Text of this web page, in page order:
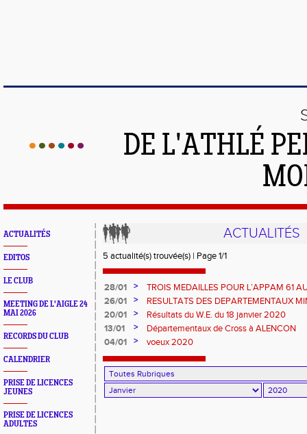
DE L'ATHLÉ
ACTUALITÉS
EDITOS
LE CLUB
MEETING DE L'AIGLE 24
MAI 2026
RECORDS DU CLUB
CALENDRIER
PRISE DE LICENCES
JEUNES
PRISE DE LICENCES
ADULTES
ACTUALITÉS
5 actualité(s) trouvée(s) | Page 1/1
28/01 >
TROIS MEDAILLES POUR L’APPAM 61
26/01
>
RESULTATS DES DEPARTEMENTAUX
20/01
>
Résultats du W.E. du 18 janvier 2020
13/01
>
Départementaux de Cross à ALENCON
04/01
> voeux 2020